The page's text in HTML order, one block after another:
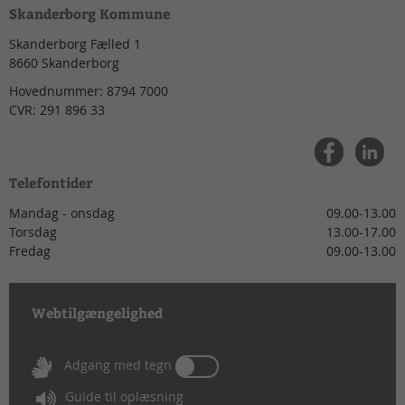
Skanderborg Kommune
Skanderborg Fælled 1
8660 Skanderborg
Hovednummer: 8794 7000
CVR: 291 896 33
Telefontider
Mandag - onsdag
09.00-13.00
Torsdag
13.00-17.00
Fredag
09.00-13.00
Webtilgængelighed
Adgang med tegn Tænd
eller
Guide til oplæsning